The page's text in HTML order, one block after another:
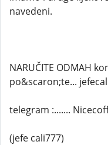
navedeni.
NARUČITE ODMAH
po&scaron;te...
telegram :.......
(jefe cali777)